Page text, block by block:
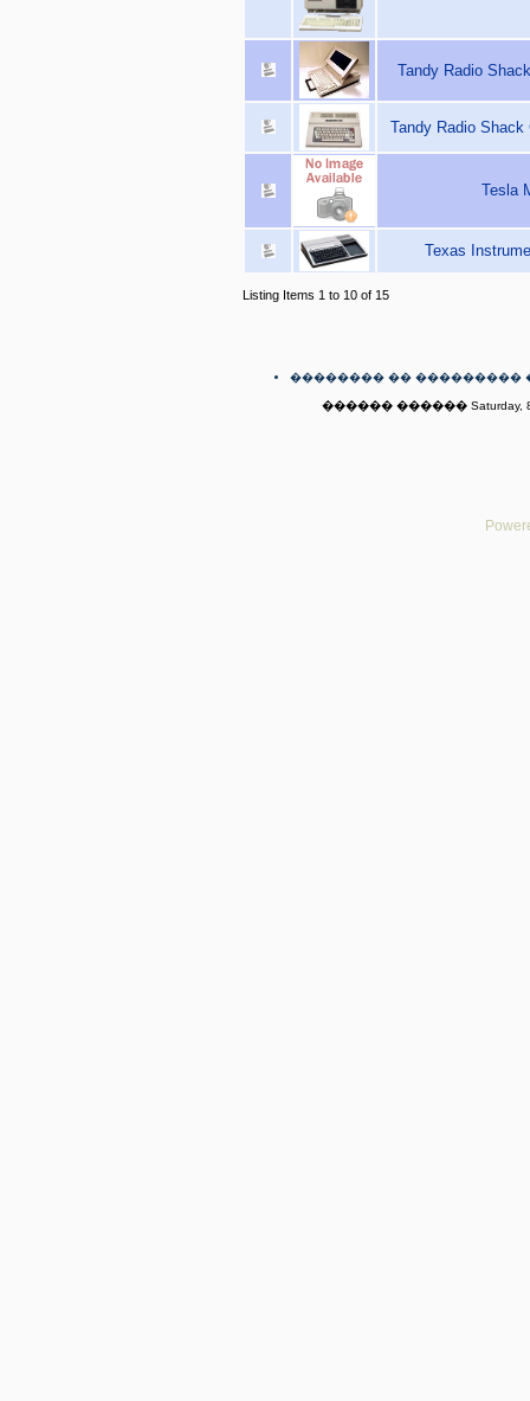
Tandy Radio
Tandy Radio Shack
Tesla
Texas
Listing Items 1 to 10 of 15
�������� �� ���������
������ ������ Saturday,